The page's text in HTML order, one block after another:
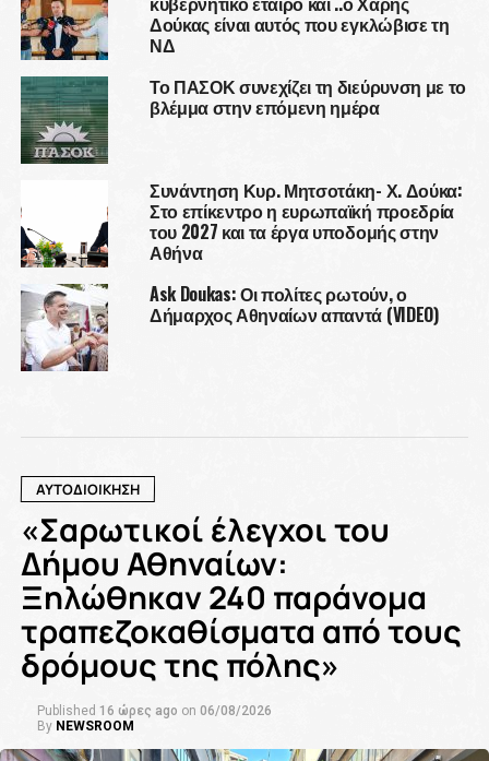
Δούκας είναι αυτός που εγκλώβισε τη
ΝΔ
Το ΠΑΣΟΚ συνεχίζει τη διεύρυνση με το
βλέμμα στην επόμενη ημέρα
Συνάντηση Κυρ. Μητσοτάκη- Χ. Δούκα:
Στο επίκεντρο η ευρωπαϊκή προεδρία
του 2027 και τα έργα υποδομής στην
Αθήνα
Ask Doukas: Οι πολίτες ρωτούν, ο
Δήμαρχος Αθηναίων απαντά (VIDEO)
ΑΥΤΟΔΙΟΙΚΗΣΗ
«Σαρωτικοί έλεγχοι του
Δήμου Αθηναίων:
Ξηλώθηκαν 240 παράνομα
τραπεζοκαθίσματα από τους
δρόμους της πόλης»
Published 16 ώρες ago on 06/08/2026
By NEWSROOM